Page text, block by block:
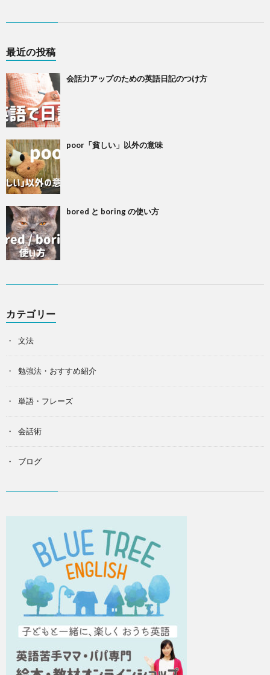
最近の投稿
会話力アップのための英語日記のつけ方
poor「貧しい」以外の意味
bored と boring の使い方
カテゴリー
文法
勉強法・おすすめ紹介
単語・フレーズ
会話術
ブログ